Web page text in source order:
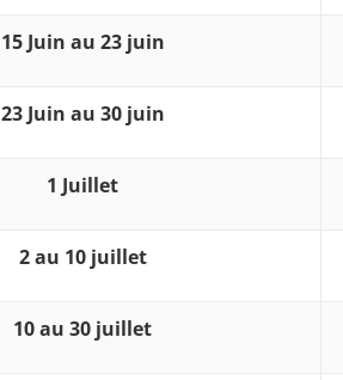
15 Juin au 23 juin
23 Juin au 30 juin
1 Juillet
2 au 10 juillet
10 au 30 juillet